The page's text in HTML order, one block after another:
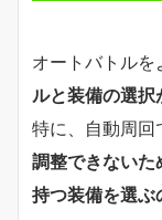
オートバトルを
ルと装備の選択
特に、自動周回
調整できないた
持つ装備を選ぶ